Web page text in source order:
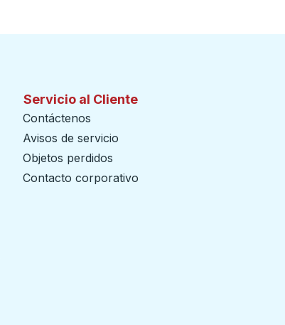
Servicio al Cliente
Contáctenos
Avisos de servicio
Objetos perdidos
Contacto corporativo